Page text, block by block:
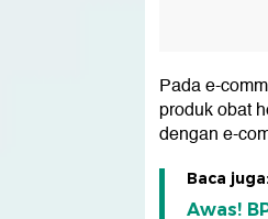
Pada e-
produk obat
dengan e-
Baca juga:
Awas!